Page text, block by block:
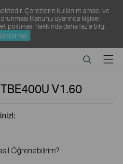
Çerezlerin kullanım amacı ve
Kanunu uyarınca kişisel
politikası hakkında daha fazla bilgi
SearchMenu
V1.60
Öğrenebilirim?